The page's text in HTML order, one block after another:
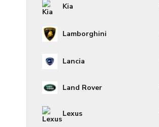
Kia
Lamborghini
Lancia
Land Rover
Lexus